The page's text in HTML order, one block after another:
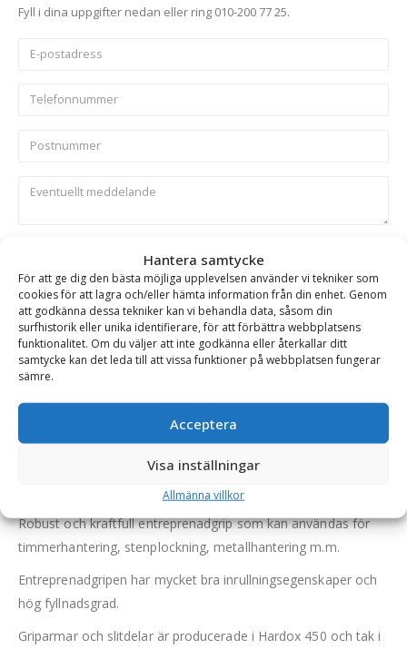
Hantera samtycke
För att ge dig den bästa möjliga upplevelsen använder vi tekniker som
cookies för att lagra och/eller hämta information från din enhet. Genom
att godkänna dessa tekniker kan vi behandla data, såsom din
surfhistorik eller unika identifierare, för att förbättra webbplatsens
funktionalitet. Om du väljer att inte godkänna eller återkallar ditt
samtycke kan det leda till att vissa funktioner på webbplatsen fungerar
sämre.
Acceptera
Visa inställningar
Allmänna villkor
Fyll i dina uppgifter nedan eller ring 010-200 77 25.
Se alla produkter inom samma kategori
Entreprenadgripar
BESKRIVNING
Entreprenadgrip – fäste S1/B20, griparea 0,8 m2, max
lyftförmåga 10000 kg, vikt 1008 kg
Robust och kraftfull entreprenadgrip som kan användas för
timmerhantering, stenplockning, metallhantering m.m.
Entreprenadgripen har mycket bra inrullningsegenskaper och
hög fyllnadsgrad.
Griparmar och slitdelar är producerade i Hardox 450 och tak i